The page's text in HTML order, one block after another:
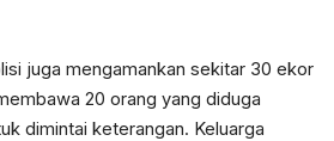
juga mengamankan sekitar 30 ekor
20 orang yang diduga
dimintai keterangan. Keluarga